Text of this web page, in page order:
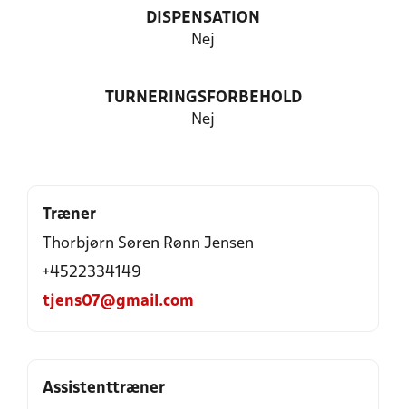
DISPENSATION
Nej
TURNERINGSFORBEHOLD
Nej
Træner
Thorbjørn Søren Rønn Jensen
+4522334149
tjens07@gmail.com
Assistenttræner